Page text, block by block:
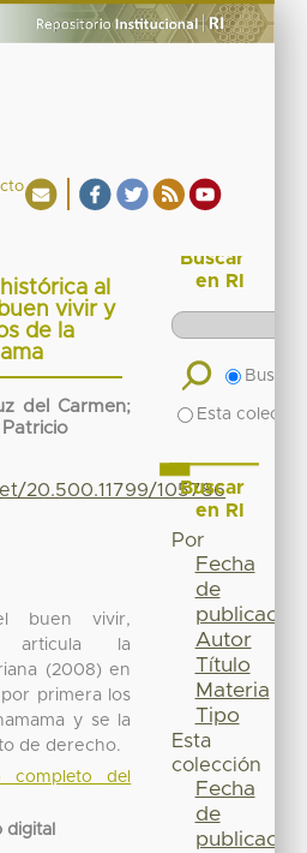
al
vivir y
de la
del Carmen;
Patricio
20.500.11799/105786
buen vivir,
articula la
(2008) en
primera los
y se la
de derecho.
completo del
digital
Buscar
en RI
Buscar
Esta
Buscar
en RI
Por
Fecha
de
publicación
Autor
Título
Materia
Tipo
Esta
colección
Fecha
de
publicación